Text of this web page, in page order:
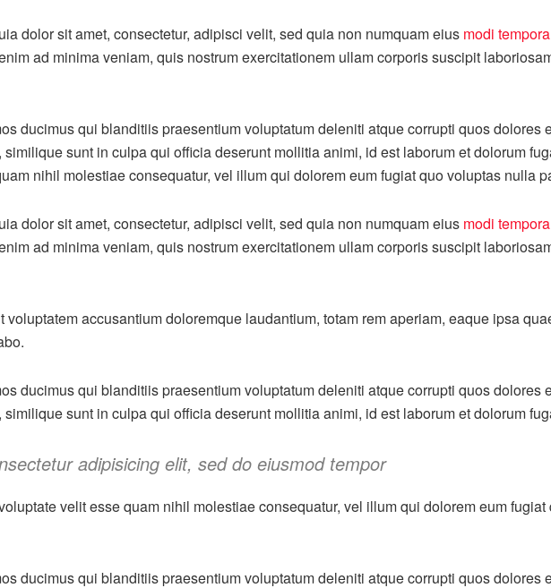
dolor sit amet, consectetur, adipisci velit, sed quia non numquam eius modi
ad minima veniam, quis nostrum exercitationem ullam corporis suscipit
ducimus qui blanditiis praesentium voluptatum deleniti atque corrupti quos dolores
sunt in culpa qui officia deserunt mollitia animi, id est laborum et dolorum
nihil molestiae consequatur, vel illum qui dolorem eum fugiat quo voluptas nulla
dolor sit amet, consectetur, adipisci velit, sed quia non numquam eius modi
ad minima veniam, quis nostrum exercitationem ullam corporis suscipit
accusantium doloremque laudantium, totam rem aperiam, eaque ipsa
ducimus qui blanditiis praesentium voluptatum deleniti atque corrupti quos dolores
sunt in culpa qui officia deserunt mollitia animi, id est laborum et dolorum
adipisicing elit, sed do eiusmod tempor
velit esse quam nihil molestiae consequatur, vel illum qui dolorem eum
ducimus qui blanditiis praesentium voluptatum deleniti atque corrupti quos dolores